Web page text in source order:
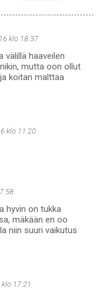
klo 18.37
välillä haaveilen
mutta oon ollut
koitan malttaa
klo 11.20
hyvin on tukka
mäkään en oo
niin suuri vaikutus
17.21